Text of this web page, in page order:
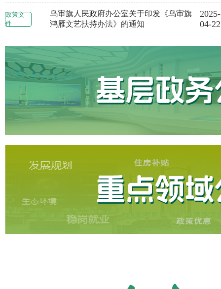
政策文
件
乌审旗人民政府办公室关于印发《乌审旗
鸿雁文艺扶持办法》的通知
2025-
04-22
第四期 第三期